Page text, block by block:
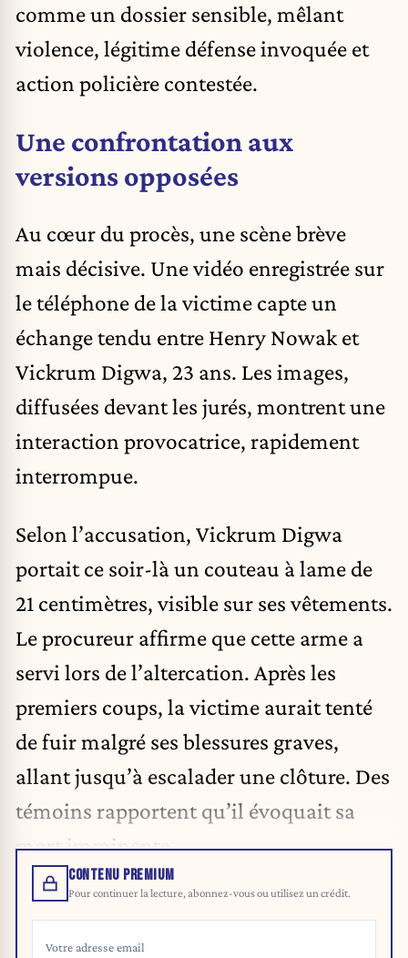
comme un dossier sensible, mêlant
violence, légitime défense invoquée et
action policière contestée.
Une confrontation aux
versions opposées
Au cœur du procès, une scène brève
mais décisive. Une vidéo enregistrée sur
le téléphone de la victime capte un
échange tendu entre Henry Nowak et
Vickrum Digwa, 23 ans. Les images,
diffusées devant les jurés, montrent une
interaction provocatrice, rapidement
interrompue.
Selon l’accusation, Vickrum Digwa
portait ce soir-là un couteau à lame de
21 centimètres, visible sur ses vêtements.
Le procureur affirme que cette arme a
servi lors de l’altercation. Après les
premiers coups, la victime aurait tenté
de fuir malgré ses blessures graves,
allant jusqu’à escalader une clôture. Des
témoins rapportent qu’il évoquait sa
mort imminente.
CONTENU PREMIUM
Pour continuer la lecture, abonnez-vous ou utilisez un crédit.